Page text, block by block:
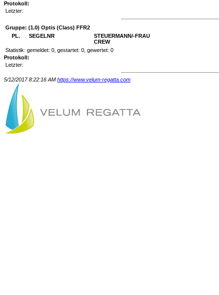
Protokoll:
Letzter:
Gruppe: (1.0) Optis (Class) FFR2
PL.
SEGELNR
STEUERMANN/-FRAU
CREW
Statistik: gemeldet: 0, gestartet: 0, gewertet: 0
Protokoll:
Letzter:
5/12/2017 8:22:16 AM https://www.velum-regatta.com